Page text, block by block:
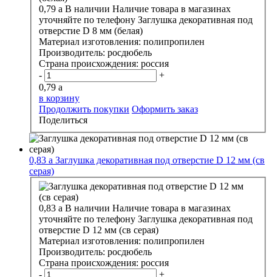
0,79 a В наличии Наличие товара в магазинах
уточняйте по телефону Заглушка декоративная под
отверстие D 8 мм (белая)
Материал изготовления: полипропилен
Производитель: росдюбель
Страна происхождения: россия
-
+
0,79 a
в корзину
Продолжить покупки Оформить заказ
Поделиться
0,83 a Заглушка декоративная под отверстие D 12 мм (св
серая)
0,83 a В наличии Наличие товара в магазинах
уточняйте по телефону Заглушка декоративная под
отверстие D 12 мм (св серая)
Материал изготовления: полипропилен
Производитель: росдюбель
Страна происхождения: россия
-
+